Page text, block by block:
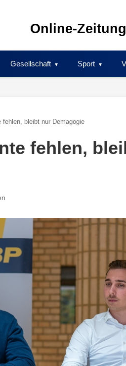
Online-
Gesellschaft Sport
fehlen, bleibt nur Demagogie
fehlen,